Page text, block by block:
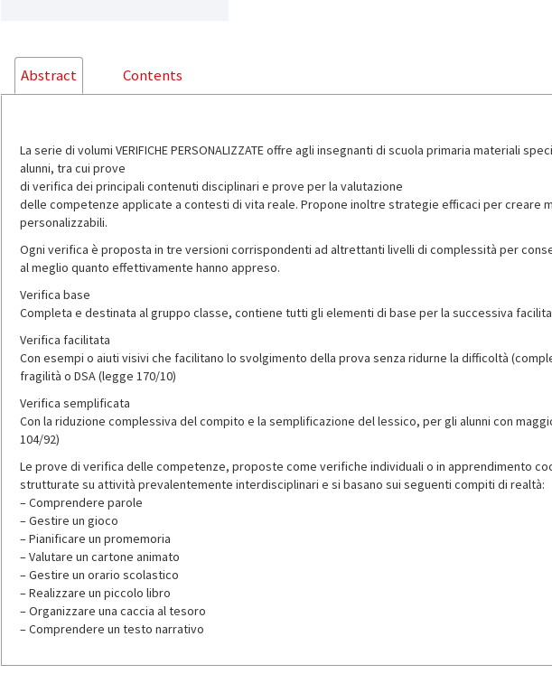
Abstract Contents
La serie di volumi VERIFICHE PERSONALIZZATE offre agli insegnanti di scuola primaria materiali
alunni, tra cui prove
di verifica dei principali contenuti disciplinari e prove per la valutazione
delle competenze applicate a contesti di vita reale. Propone inoltre strategie efficaci per creare
personalizzabili.
Ogni verifica è proposta in tre versioni corrispondenti ad altrettanti livelli di complessità per
al meglio quanto effettivamente hanno appreso.
Verifica base
Completa e destinata al gruppo classe, contiene tutti gli elementi di base per la successiva
Verifica facilitata
Con esempi o aiuti visivi che facilitano lo svolgimento della prova senza ridurne la difficoltà
fragilità o DSA (legge 170/10)
Verifica semplificata
Con la riduzione complessiva del compito e la semplificazione del lessico, per gli alunni con
104/92)
Le prove di verifica delle competenze, proposte come verifiche individuali o in apprendimento
strutturate su attività prevalentemente interdisciplinari e si basano sui seguenti compiti di realtà:
– Comprendere parole
– Gestire un gioco
– Pianificare un promemoria
– Valutare un cartone animato
– Gestire un orario scolastico
– Realizzare un piccolo libro
– Organizzare una caccia al tesoro
– Comprendere un testo narrativo